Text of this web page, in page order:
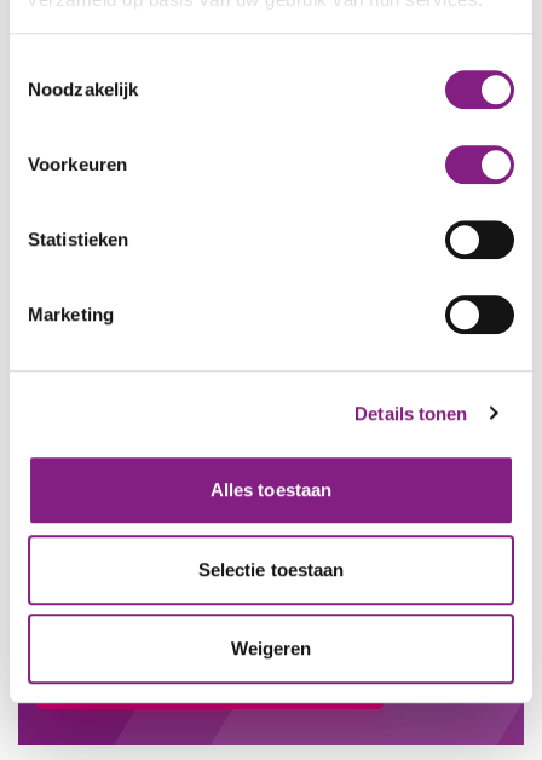
Noodzakelijk
Voorkeuren
Statistieken
Marketing
Details tonen
Alles toestaan
Selectie toestaan
Weigeren
Dan kun je ook anti-kraak wonen overwegen. Via
omgeving Alphen aan den Rijn vind je bijvoorbeeld
Lees meer informatie over het zoeken naar een
huurwoning.
Folder Ik zoek een woning